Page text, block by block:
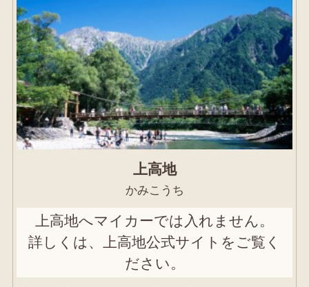
上高地
かみこうち
上高地へマイカーでは入れません。
詳しくは、上高地公式サイトをご覧く
ださい。